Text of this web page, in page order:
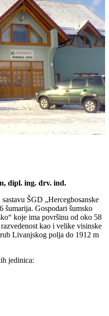
dipl. ing. drv. ind.
ŠGD „Hercegbosanske
šumarija. Gospodari šumsko
koje ima površinu od oko 58
kao i velike visinske
Livanjskog polja do 1912 m
jedinica: